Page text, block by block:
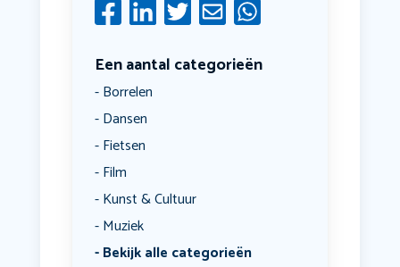
Een aantal categorieën
Borrelen
Dansen
Fietsen
Film
Kunst & Cultuur
Muziek
Bekijk alle categorieën